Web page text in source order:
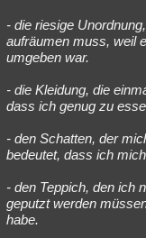
- die riesige
aufräumen muss, weil
umgeben war.
- die Kleidung, die
dass ich genug zu
- den Schatten, der
bedeutet, dass ich
- den Teppich, den ich
geputzt werden
habe.